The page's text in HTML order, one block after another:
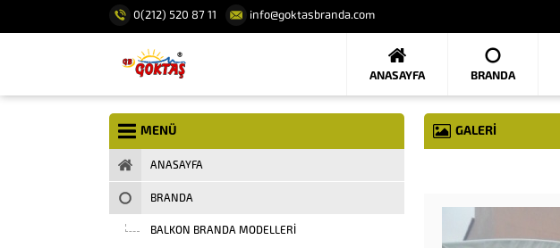
0(212) 520 87 11 info@goktasbranda.com
ANASAYFA BRANDA
GALERİ
MENÜ
ANASAYFA
BRANDA
BALKON BRANDA MODELLERI